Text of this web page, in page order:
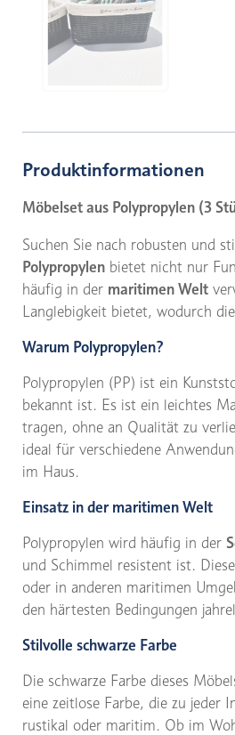
Produktinformationen
Möbelset aus Polypropylen (3
Suchen Sie nach robusten und
Polypropylen bietet nicht nur
häufig in der maritimen Welt
Langlebigkeit bietet, wodurch
Warum Polypropylen?
Polypropylen (PP) ist ein
bekannt ist. Es ist ein leichtes
tragen, ohne an Qualität zu
ideal für verschiedene
im Haus.
Einsatz in der maritimen Welt
Polypropylen wird häufig in der
und Schimmel resistent ist.
oder in anderen maritimen
den härtesten Bedingungen
Stilvolle schwarze Farbe
Die schwarze Farbe dieses
eine zeitlose Farbe, die zu jeder
rustikal oder maritim. Ob im